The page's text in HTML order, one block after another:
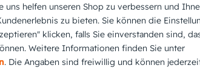
KUNDEN GEFÄLLT AUCH
helfen unseren Shop zu verbessern und
zu bieten. Sie können die
klicken, falls Sie einverstanden sind,
Weitere Informationen finden Sie unter
. Die Angaben sind freiwillig und können